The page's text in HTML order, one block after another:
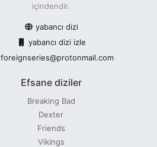
içindendir.
yabancı dizi
yabancı dizi izle
foreignseries@protonmail.com
Efsane diziler
Breaking Bad
Dexter
Friends
Vikings